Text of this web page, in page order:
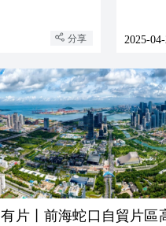
分享 2025-
有片丨前海蛇口自貿片區